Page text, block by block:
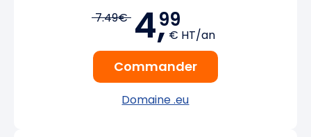
7.49€ 4,99
€ HT/an
Commander
Domaine .eu